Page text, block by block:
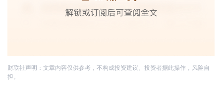
财联社声明：文章内容仅供参考，不构成投资建议。投资者据此操作，风险自
担。